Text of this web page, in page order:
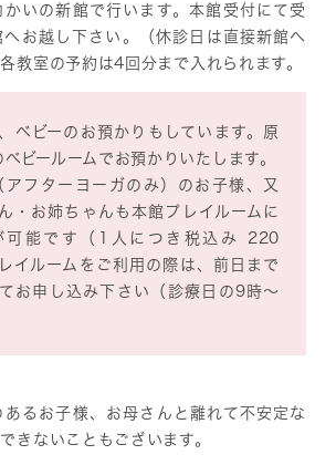
いの新館で行います。本館受付にて受
お越し下さい。（休診日は直接新館へ
教室の予約は4回分まで入れられます。
ベビーのお預かりもしています。原
ビールームでお預かりいたします。
アフターヨーガのみ）のお子様、又
・お姉ちゃんも本館プレイルームに
可能です（1人につき税込み 220
イルームをご利用の際は、前日まで
お申し込み下さい（診療日の9時～
るお子様、お母さんと離れて不安定な
きないこともございます。